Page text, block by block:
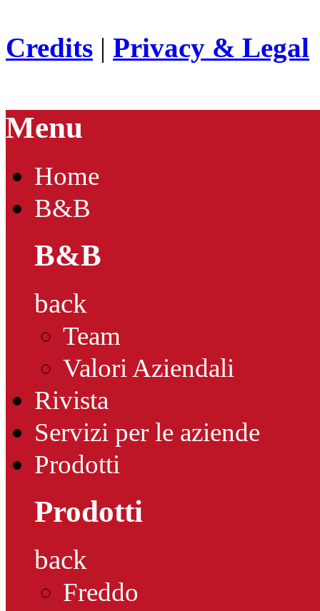
Credits | Privacy & Legal
Menu
Home
B&B
B&B
back
Team
Valori Aziendali
Rivista
Servizi per le aziende
Prodotti
Prodotti
back
Freddo